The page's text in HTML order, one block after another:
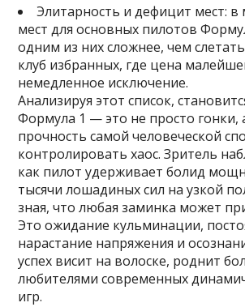
Элитарность и дефицит мест: в
мест для основных пилотов
одним из них сложнее, чем
клуб избранных, где цена
немедленное исключение.
Анализируя этот список,
Формула 1 — это не просто гонки,
прочность самой человеческой
контролировать хаос. Зритель
как пилот удерживает болид
тысячи лошадиных сил на узкой
зная, что любая заминка может
Это ожидание кульминации,
нарастание напряжения и
успех висит на волоске, роднит
любителями современных
игр.